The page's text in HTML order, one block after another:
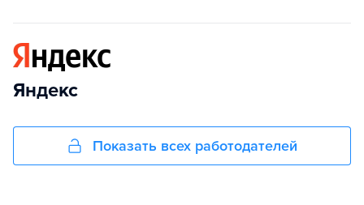
Яндекс
Показать всех работодателей